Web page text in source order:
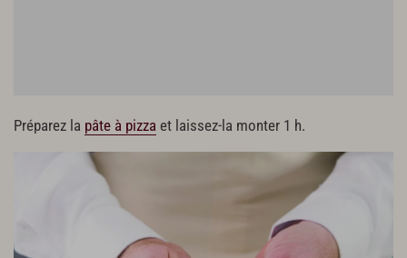
Préparez la pâte à pizza et laissez-la monter 1 h.